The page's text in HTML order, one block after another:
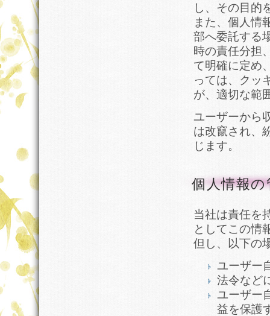
し、その目的
また、個人情
部へ委託する
時の責任分担
て明確に定め
っては、クッ
が、適切な範
ユーザーから
は改竄され、
じます。
個人情報
当社は責任を
としてこの情
但し、以下の
ユーザー
法令など
ユーザー
益を保護